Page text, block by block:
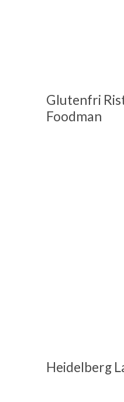
Glutenfri
Foodman
Heidelberg